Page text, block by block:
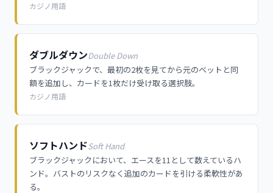
カジノ用語
ダブルダウンDouble Down
ブラックジャックで、最初の2枚を見てから元のベットと同
額を追加し、カードを1枚だけ受け取る選択肢。
カジノ用語
ソフトハンドSoft Hand
ブラックジャックにおいて、エースを11として数えているハ
ンド。バストのリスクなく追加のカードを引ける柔軟性があ
る。